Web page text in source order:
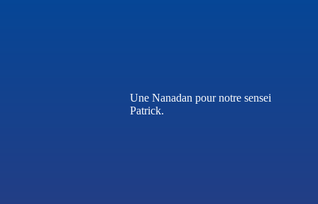
Une Nanadan pour notre sensei
Patrick.